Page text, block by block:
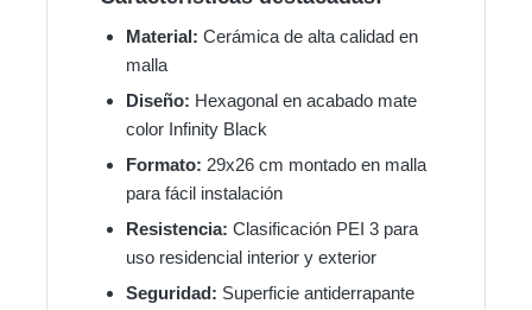
Material: Cerámica de alta calidad en
malla
Diseño: Hexagonal en acabado mate
color Infinity Black
Formato: 29x26 cm montado en malla
para fácil instalación
Resistencia: Clasificación PEI 3 para
uso residencial interior y exterior
Seguridad: Superficie antiderrapante